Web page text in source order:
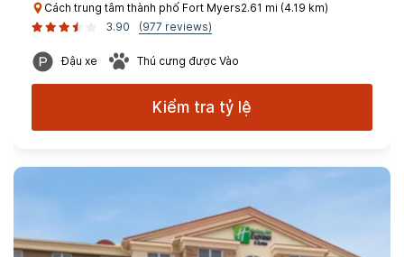
Cách trung tâm thành phố Fort Myers2.61 mi (4.19 km)
3.90
(977 reviews)
Đậu xe Thú cưng được Vào
Kiểm tra tỷ lệ